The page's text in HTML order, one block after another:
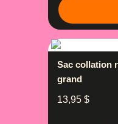
Sac collation
grand
13,95 $